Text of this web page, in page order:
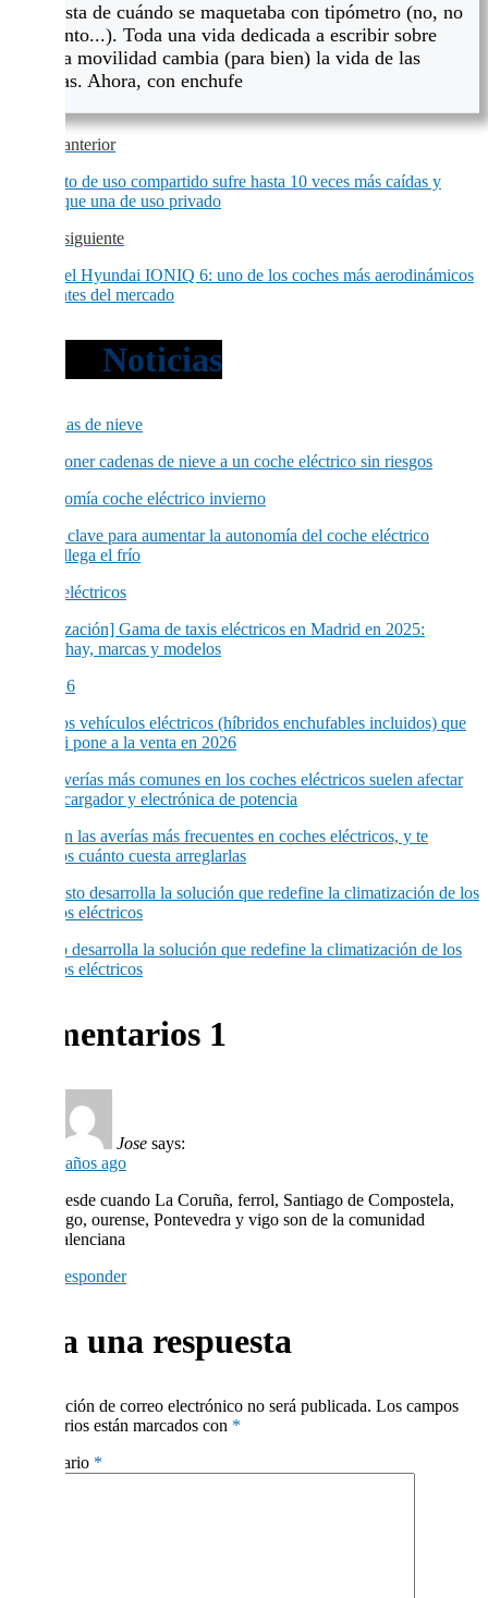
Periodista de cuándo se maquetaba con tipómetro (no, no
hace tanto...). Toda una vida dedicada a escribir sobre
cómo la movilidad cambia (para bien) la vida de las
personas. Ahora, con enchufe
Noticia anterior
Una moto de uso compartido sufre hasta 10 veces más caídas y
averías que una de uso privado
Noticia siguiente
Debut del Hyundai IONIQ 6: uno de los coches más aerodinámicos
y eficientes del mercado
Noticias
Cómo poner cadenas de nieve a un coche eléctrico sin riesgos
El truco clave para aumentar la autonomía del coche eléctrico
cuando llega el frío
[Actualización] Gama de taxis eléctricos en Madrid en 2025:
cuántos hay, marcas y modelos
Todos los vehículos eléctricos (híbridos enchufables incluidos) que
Hyundai pone a la venta en 2026
Estas son las averías más frecuentes en coches eléctricos, y te
contamos cuánto cuesta arreglarlas
Webasto desarrolla la solución que redefine la climatización de los
vehículos eléctricos
Comentarios 1
Jose says:
4 años ago
Desde cuando La Coruña, ferrol, Santiago de Compostela,
lugo, ourense, Pontevedra y vigo son de la comunidad
valenciana
Responder
Deja una respuesta
Tu dirección de correo electrónico no será publicada. Los campos
obligatorios están marcados con *
Comentario *